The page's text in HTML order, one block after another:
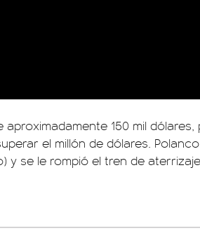
150 mil dólares,
el millón de dólares.
y se le rompió el tren de aterrizaje,